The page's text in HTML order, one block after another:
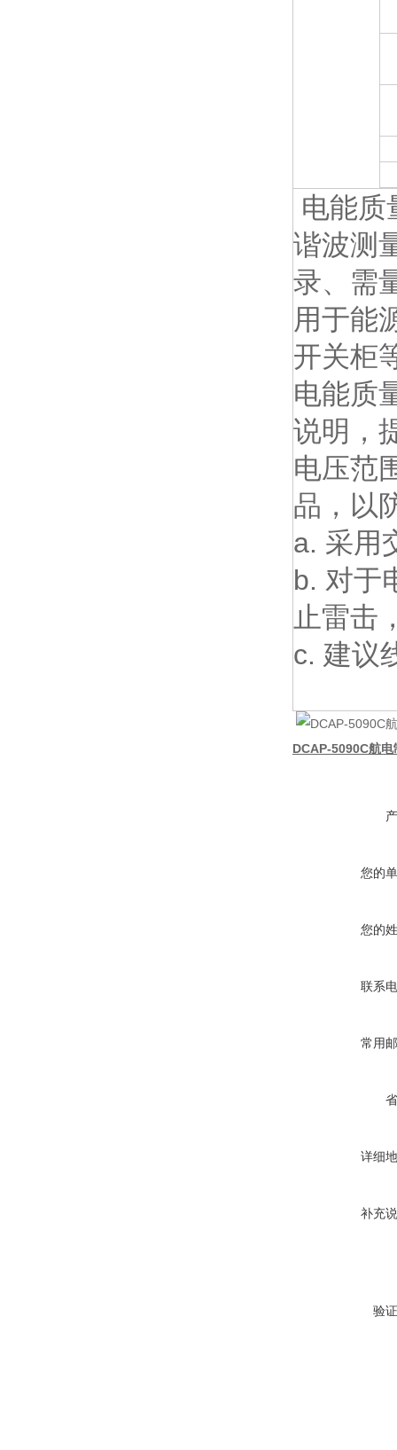
电能质
谐波测
录、需
用于能
开关柜
电能质
说明，
电压范
品，以
a. 采用
b. 对于
止雷击
c. 建议
DCAP-5090C航电
您的
您的
联系
常用
详细
补充
验